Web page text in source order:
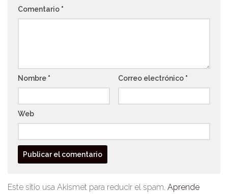
Comentario *
Nombre * Correo electrónico *
Web
Este sitio usa Akismet para reducir el spam. Aprende